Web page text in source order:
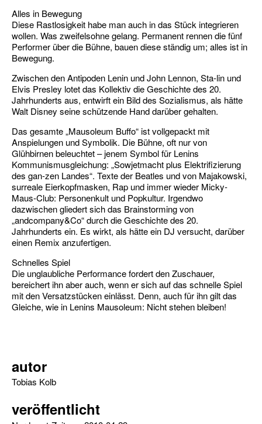
Alles in Bewegung
Diese Rastlosigkeit habe man auch in das Stück inte­grieren
wollen. Was zweifelsohne gelang. Permanent rennen die fünf
Performer über die Bühne, bauen diese ständig um; alles ist in
Bewegung.
Zwischen den Antipoden Lenin und John Lennon, Sta-lin und
Elvis Presley lotet das Kollektiv die Geschichte des 20.
Jahrhunderts aus, entwirft ein Bild des Sozialismus, als hätte
Walt Disney seine schützende Hand darüber gehalten.
Das gesamte „Mausoleum Buffo“ ist vollgepackt mit
Anspielungen und Symbolik. Die Bühne, oft nur von
Glühbirnen beleuchtet – jenem Symbol für Lenins
Kommunismusgleichung: „Sowjetmacht plus Elektrifizierung
des gan-zen Landes“. Texte der Beatles und von Majakowski,
surreale Eierkopfmasken, Rap und immer wieder Micky-
Maus-Club: Personenkult und Popkultur. Irgendwo
dazwischen gliedert sich das Brainstorming von
„andcompany&Co“ durch die Geschichte des 20.
Jahrhunderts ein. Es wirkt, als hätte ein DJ versucht, darüber
einen Remix anzufertigen.
Schnelles Spiel
Die unglaubliche Performance fordert den Zuschauer,
bereichert ihn aber auch, wenn er sich auf das schnelle Spiel
mit den Versatzstücken einlässt. Denn, auch für ihn gilt das
Gleiche, wie in Lenins Mausoleum: Nicht stehen bleiben!
autor
Tobias Kolb
veröffentlicht